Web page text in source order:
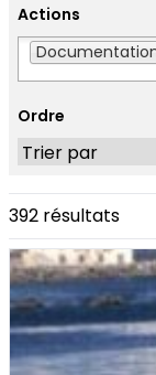
Actions
Actions
Ordre
392 résultats